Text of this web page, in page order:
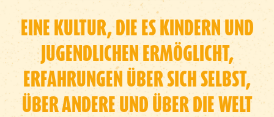
EINE KULTUR, DIE ES KINDERN UND
JUGENDLICHEN ERMÖGLICHT,
ERFAHRUNGEN ÜBER SICH SELBST,
ÜBER ANDERE UND ÜBER DIE WELT